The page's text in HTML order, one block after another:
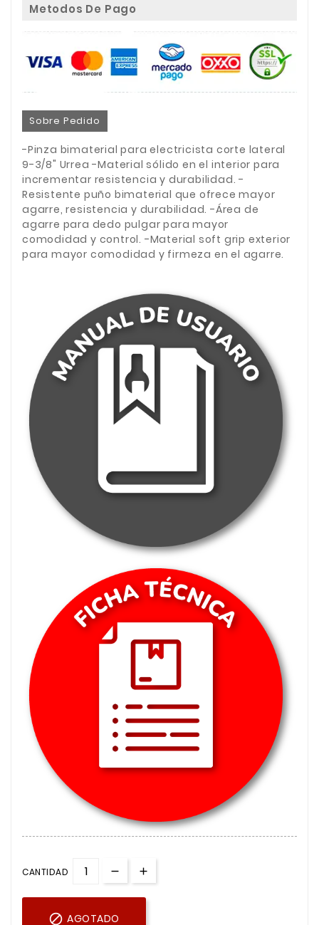
Metodos De Pago
Sobre Pedido
-Pinza bimaterial para electricista corte lateral
9-3/8" Urrea -Material sólido en el interior para
incrementar resistencia y durabilidad. -
Resistente puño bimaterial que ofrece mayor
agarre, resistencia y durabilidad. -Área de
agarre para dedo pulgar para mayor
comodidad y control. -Material soft grip exterior
para mayor comodidad y firmeza en el agarre.
CANTIDAD
 AGOTADO